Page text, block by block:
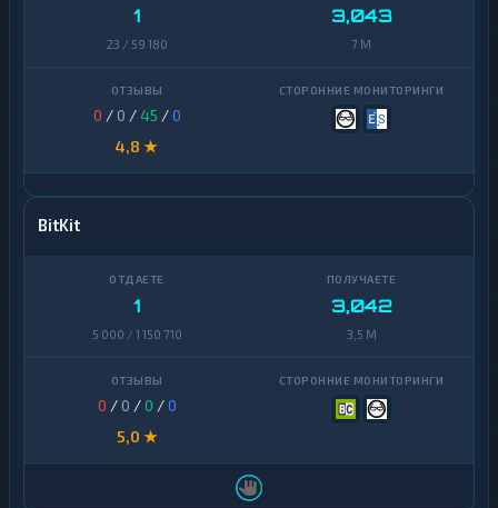
1
23 / 59 180
3,043
7 M
0 / 0 / 45 /0
4,8 ★
BitKit
1
5 000 / 1 150 710
3,042
3,5 M
0 / 0 /0 /0
5,0 ★